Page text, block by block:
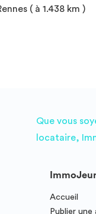
( à 1.438 km )
Que vous
locataire,
Accueil
Publier une